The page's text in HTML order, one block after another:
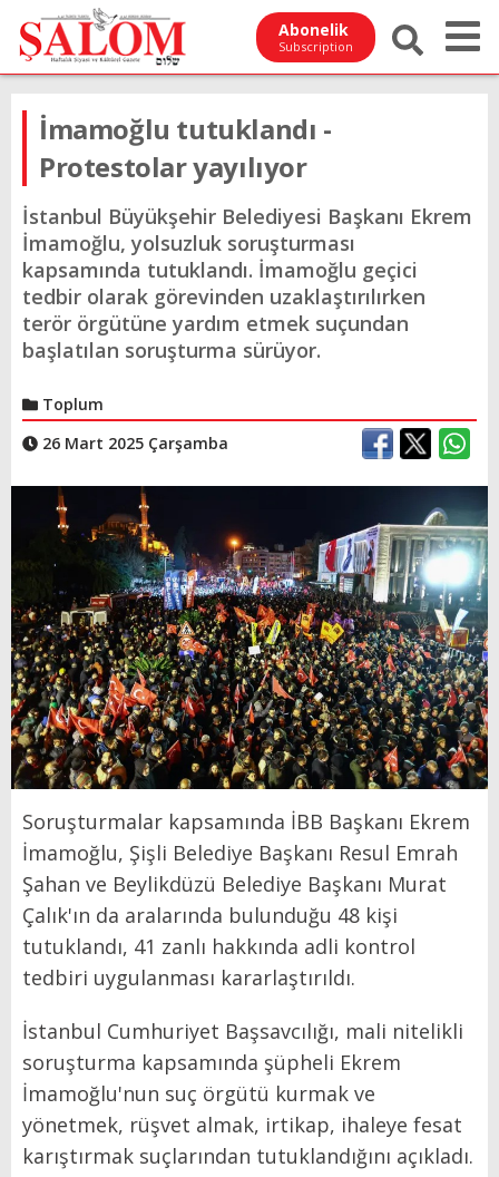
Abonelik
Subscription
İmamoğlu tutuklandı -
Protestolar yayılıyor
İstanbul Büyükşehir Belediyesi Başkanı Ekrem
İmamoğlu, yolsuzluk soruşturması
kapsamında tutuklandı. İmamoğlu geçici
tedbir olarak görevinden uzaklaştırılırken
terör örgütüne yardım etmek suçundan
başlatılan soruşturma sürüyor.
Toplum
26 Mart 2025 Çarşamba
Soruşturmalar kapsamında İBB Başkanı Ekrem
İmamoğlu, Şişli Belediye Başkanı Resul Emrah
Şahan ve Beylikdüzü Belediye Başkanı Murat
Çalık'ın da aralarında bulunduğu 48 kişi
tutuklandı, 41 zanlı hakkında adli kontrol
tedbiri uygulanması kararlaştırıldı.
İstanbul Cumhuriyet Başsavcılığı, mali nitelikli
soruşturma kapsamında şüpheli Ekrem
İmamoğlu'nun suç örgütü kurmak ve
yönetmek, rüşvet almak, irtikap, ihaleye fesat
karıştırmak suçlarından tutuklandığını açıkladı.